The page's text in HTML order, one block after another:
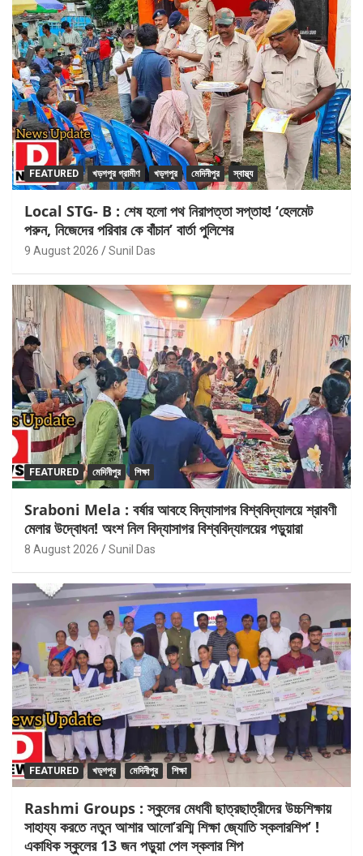
FEATURED খড়গপুর গ্রামীণ খড়্গপুর মেদিনীপুর স্বাস্থ্য
Local STG- B : শেষ হলো পথ নিরাপত্তা সপ্তাহ! ‘হেলমেট
পরুন, নিজেদের পরিবার কে বাঁচান’ বার্তা পুলিশের
9 August 2026 Sunil Das
FEATURED মেদিনীপুর শিক্ষা
Sraboni Mela : বর্ষার আবহে বিদ্যাসাগর বিশ্ববিদ্যালয়ে শ্রাবণী
মেলার উদ্বোধন! অংশ নিল বিদ্যাসাগর বিশ্ববিদ্যালয়ের পড়ুয়ারা
8 August 2026 Sunil Das
FEATURED খড়্গপুর মেদিনীপুর শিক্ষা
Rashmi Groups : স্কুলের মেধাবী ছাত্রছাত্রীদের উচ্চশিক্ষায়
সাহায্য করতে নতুন আশার আলো’রশ্মি শিক্ষা জ্যোতি স্কলারশিপ’ !
একাধিক স্কুলের 13 জন পড়ুয়া পেল স্কলার শিপ